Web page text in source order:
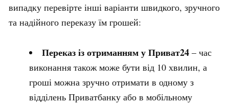
випадку перевірте інші варіанти швидкого, зручного
та надійного переказу їм грошей:
Переказ із отриманням у Приват24 – час
виконання також може бути від 10 хвилин, а
гроші можна зручно отримати в одному з
відділень Приватбанку або в мобільному